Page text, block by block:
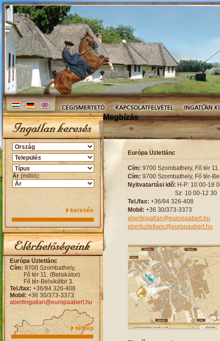
Ár (millió):
keresés
Európa Üzletlánc
Cím: 9700 Szombathely,
Fő tér 11. (Belsikátor)
Fő tér-Belsikátor 3.
Tel./fax: +36/94 326-408
Mobil: +36 30/373-3373
abertingatlan@europaabert.hu
térkép
Megbízás
Európa Üzletlánc
Cím: 9700 Szombathely, Fő tér
Cím: 9700 Szombathely, Fő tér-
Nyitvatartási idő: H-P: 10 00-18
Sz: 10 00-12 30
Tel./fax: +36/94 326-408
Mobil: +36 30/373-3373
abertingatlan@europaabert.hu
abertuzletlanc@europaabert.hu